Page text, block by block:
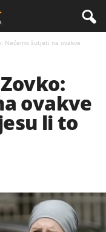
Nećemo šutjeti na ovakve
ovakve
li to